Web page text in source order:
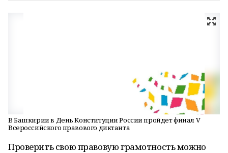
В Башкирии в День Конституции России пройдет финал V
Всероссийского правового диктанта
Проверить свою правовую грамотность можно